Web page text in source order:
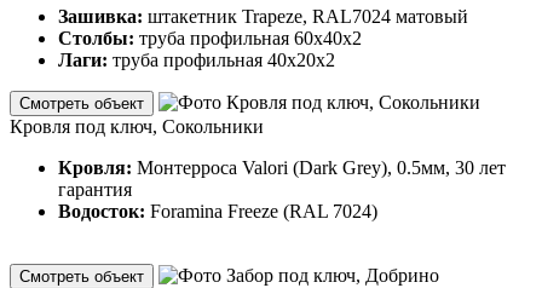
Зашивка: штакетник Trapeze, RAL7024 матовый
Столбы: труба профильная 60х40х2
Лаги: труба профильная 40х20х2
Смотреть объект
Кровля под ключ, Сокольники
Кровля: Монтерроса Valori (Dark Grey), 0.5мм, 30 лет
гарантия
Водосток: Foramina Freeze (RAL 7024)
Смотреть объект